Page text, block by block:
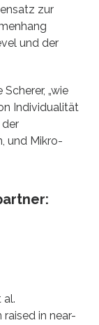
zur
und der
„wie
Individualität
und Mikro-
al.
in near-